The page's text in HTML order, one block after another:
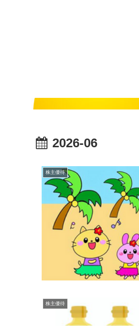
2026-06
株主優待
株主優待